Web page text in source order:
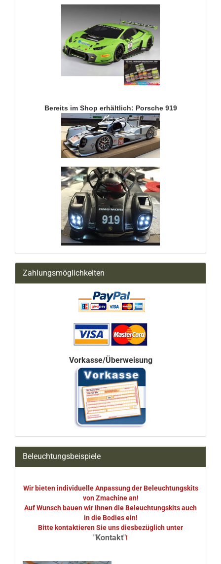
Bereits im Shop erhältlich: Porsche 919
Zahlungsmöglichkeiten
Vorkasse/Überweisung
Beleuchtungsbeispiele
Wir bieten individuelle Anpassung der Beleuchtungskits
von Zmachine an!
Auf Wunsch bauen wir Ihnen die Beleuchtungskits auch
in die Bodies ein!
Bitte kontaktieren Sie uns diesbezüglich unter
"Kontakt"!